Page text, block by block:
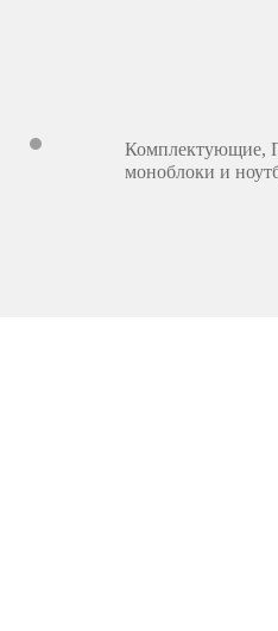
Комплектующие,
моноблоки и